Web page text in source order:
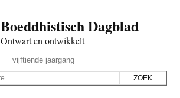
Boeddhistisch Dagblad
Ontwart en ontwikkelt
vijftiende jaargang